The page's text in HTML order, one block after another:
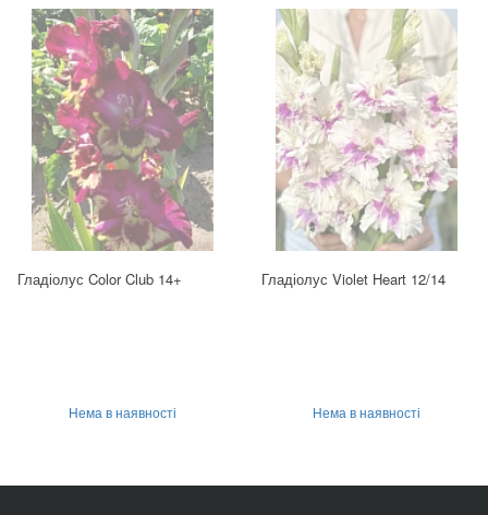
Гладіолус Color Club 14+
Нема в наявності
Гладіолус Violet Heart 12/14
Нема в наявності